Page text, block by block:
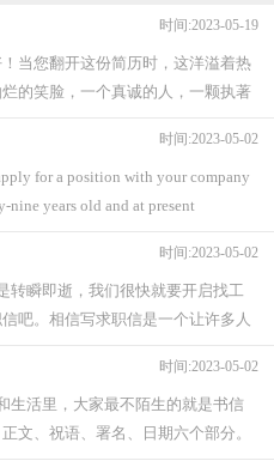
时间:2023-05-19
当您翻开这份简历时，这洋溢着热
的笑脸，一个真诚的人，一颗执著
时间:2023-05-02
for a position with your company
nine years old and at present
时间:2023-05-02
转瞬即逝，我们很快就要开启找工
吧。相信写求职信是一个让许多人
时间:2023-05-02
生活里，大家最不陌生的就是书信
文、祝语、署名、日期六个部分。